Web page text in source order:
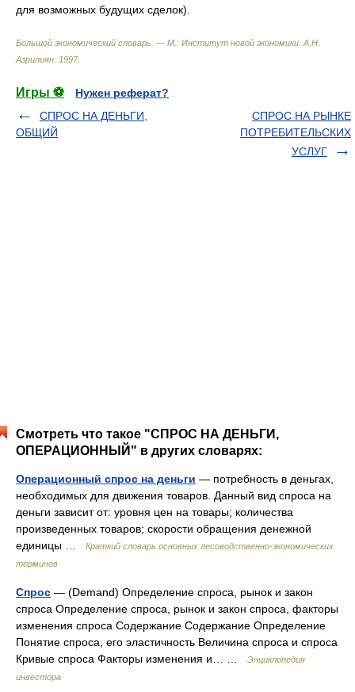
для возможных будущих сделок).
Большой экономический словарь. — М.: Институт новой экономики А.Н.
Азрилиян 1997.
Игры ⚽
Нужен реферат?
СПРОС НА ДЕНЬГИ,
ОБЩИЙ
СПРОС НА РЫНКЕ
ПОТРЕБИТЕЛЬСКИХ
УСЛУГ
Смотреть что такое "СПРОС НА ДЕНЬГИ,
ОПЕРАЦИОННЫЙ" в других словарях:
Операционный спрос на деньги — потребность в деньгах,
необходимых для движения товаров. Данный вид спроса на
деньги зависит от: уровня цен на товары; количества
произведенных товаров; скорости обращения денежной
единицы …
Краткий словарь основных лесоводственно-экономических
терминов
Спрос — (Demand) Определение спроса, рынок и закон
спроса Определение спроса, рынок и закон спроса, факторы
изменения спроса Содержание Содержание Определение
Понятие спроса, его эластичность Величина спроса и спроса
Кривые спроса Факторы изменения и… …
Энциклопедия
инвестора